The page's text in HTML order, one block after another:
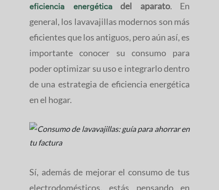
eficiencia energéticadel aparato. En
general, los lavavajillas modernos son más
eficientes que los antiguos, pero aún así, es
importante conocer su consumo para
poder optimizar su uso e integrarlo dentro
de una estrategia de eficiencia energética
en el hogar.
Sí, además de mejorar el consumo de tus
electrodomésticos, estás pensando en